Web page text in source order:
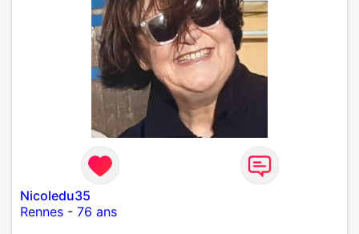
Nicoledu35
Rennes - 76 ans